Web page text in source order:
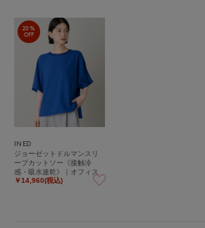
20%
OFF
INED
ジョーゼットドルマンスリ
ーブカットソー《接触冷
感・吸水速乾》｜オフィス
カジュアルにも大活躍、ひ
￥14,960(税込)